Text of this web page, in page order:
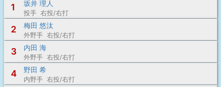
1
坂井 理人
投手 右投/右打
2 梅田 悠汰
外野手 右投/右打
3 内田 海
外野手 右投/右打
4 野田 希
内野手 右投/右打